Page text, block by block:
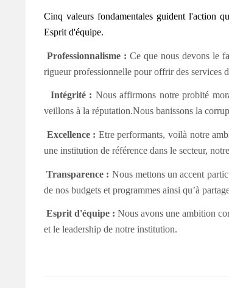
Cinq valeurs fondamentales guident l'action
Esprit d'équipe.
Professionnalisme : Ce que nous devons le
rigueur professionnelle pour offrir des services
Intégrité : Nous affirmons notre probité
veillons à la réputation.Nous banissons la
Excellence : Etre performants, voilà notre
une institution de référence dans le secteur,
Transparence : Nous mettons un accent
de nos budgets et programmes ainsi qu’à
Esprit d'équipe : Nous avons une ambition
et le leadership de notre institution.